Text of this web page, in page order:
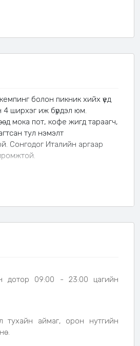
болон пикник хийх үед
ширхэг иж бүрдэл юм.
мока пот, кофе жигд тараагч,
тул нэмэлт
Сонгодог Италийн аргаар
болон гэрийн хэрэглээ
дотор 09:00 - 23:00 цагийн
тухайн аймаг, орон нутгийн